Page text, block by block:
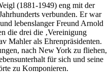
(1881-1949) eng mit der
verbunden. Er war
lebenslanger Freund Arnold
die drei die ‚Vereinigung
Mahler als Ehrenpräsidenten.
nach New York zu fliehen,
für sich und seine
zu Komponieren.